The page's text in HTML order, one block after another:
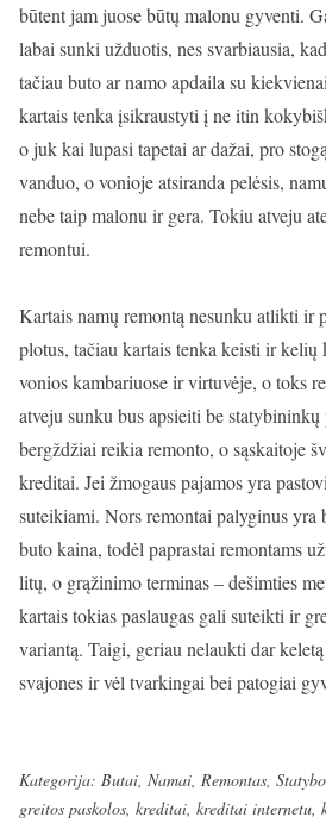
būtent jam juose būtų malonu gyventi.
labai sunki užduotis, nes svarbiausia,
tačiau buto ar namo apdaila su
kartais tenka įsikraustyti į ne itin
o juk kai lupasi tapetai ar dažai, pro
vanduo, o vonioje atsiranda pelėsis,
nebe taip malonu ir gera. Tokiu atveju
remontui.
Kartais namų remontą nesunku atlikti ir
plotus, tačiau kartais tenka keisti ir
vonios kambariuose ir virtuvėje, o toks
atveju sunku bus apsieiti be
bergždžiai reikia remonto, o sąskaitoje
kreditai. Jei žmogaus pajamos yra
suteikiami. Nors remontai palyginus yra
buto kaina, todėl paprastai remontams
litų, o grąžinimo terminas – dešimties
kartais tokias paslaugas gali suteikti ir
variantą. Taigi, geriau nelaukti dar
svajones ir vėl tvarkingai bei patogiai
Kategorija: Butai ,Namai Remontas ,
greitos paskolos ,kreditai ,kreditai internetu ,